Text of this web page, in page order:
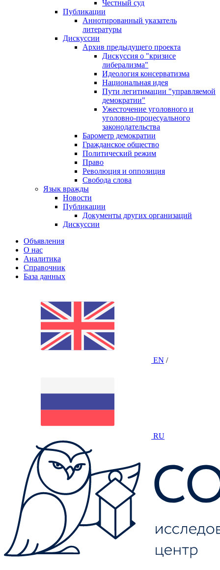
Честный суд
Публикации
Аннотированный указатель
литературы
Дискуссии
Архив предыдущего проекта
Дискуссия о "кризисе
либерализма"
Идеология консерватизма
Национальная идея
Пути легитимации "управляемой
демократии"
Ужесточение уголовного и
уголовно-процесуального
законодательства
Барометр демократии
Гражданское общество
Политический режим
Право
Революция и оппозиция
Свобода слова
Язык вражды
Новости
Публикации
Документы других организаций
Дискуссии
Объявления
О нас
Аналитика
Справочник
База данных
EN /
RU